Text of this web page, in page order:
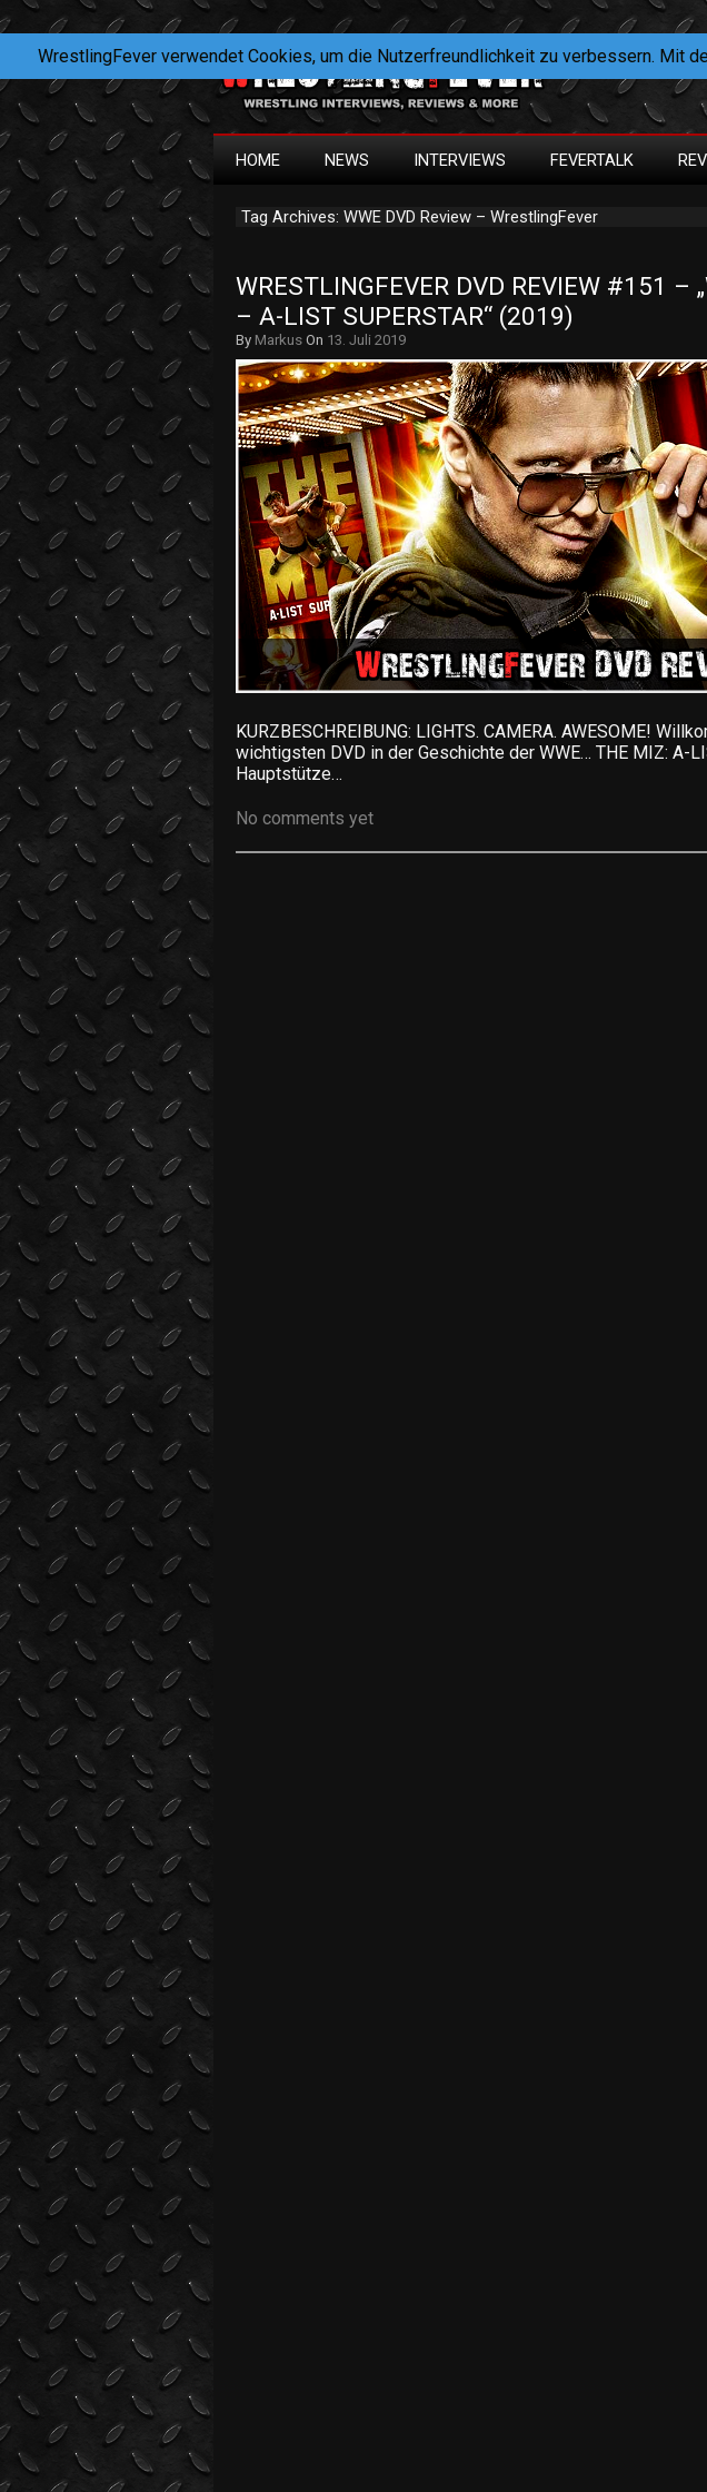
HOME NEWS INTERVIEWS FEVERTALK
Tag Archives: WWE DVD Review – WrestlingFever
WRESTLINGFEVER DVD REVIEW #151 –
– A-LIST SUPERSTAR“ (2019)
By Markus On 13. Juli 2019
KURZBESCHREIBUNG: LIGHTS. CAMERA. AWESOME!
wichtigsten DVD in der Geschichte der WWE… THE MIZ: A-
Hauptstütze…
No comments yet
WrestlingFever verwendet Cookies, um die Nutzerfreundlichkeit zu verbessern. Mit